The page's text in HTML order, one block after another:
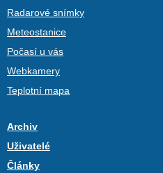
Radarové snímky
Meteostanice
Počasí u vás
Webkamery
Teplotní mapa
Archiv
Uživatelé
Články